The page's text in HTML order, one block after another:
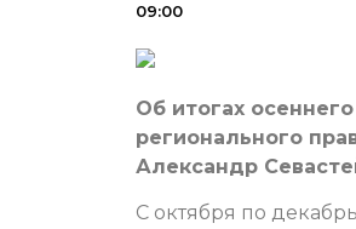
09:00
Об итогах
регионального
Александр
С октября по